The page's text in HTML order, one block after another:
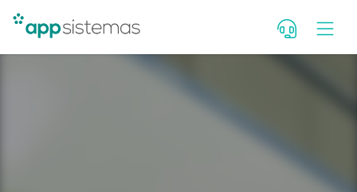
Deixe seu contato para falar
Portal de Atendimento.